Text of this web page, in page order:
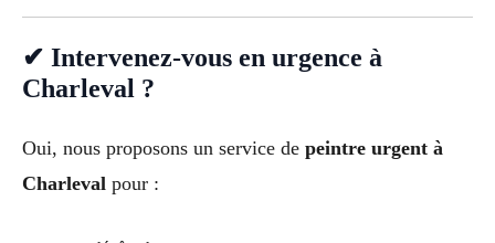
✔ Intervenez-vous en urgence à
Charleval ?
Oui, nous proposons un service de peintre urgent à
Charleval pour :